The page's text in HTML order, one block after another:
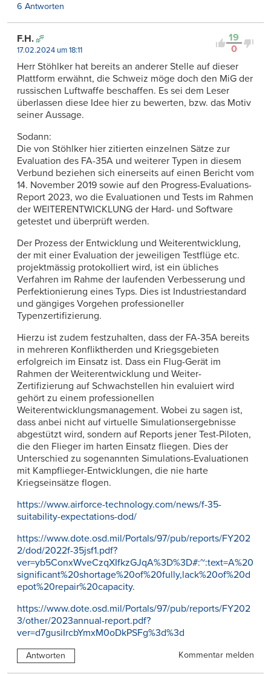
6 Antworten
19
0
F.H.
17.02.2024 um 18:11
Herr Stöhlker hat bereits an anderer Stelle auf dieser
Plattform erwähnt, die Schweiz möge doch den MiG der
russischen Luftwaffe beschaffen. Es sei dem Leser
überlassen diese Idee hier zu bewerten, bzw. das Motiv
seiner Aussage.
Sodann:
Die von Stöhlker hier zitierten einzelnen Sätze zur
Evaluation des FA-35A und weiterer Typen in diesem
Verbund beziehen sich einerseits auf einen Bericht vom
14. November 2019 sowie auf den Progress-Evaluations-
Report 2023, wo die Evaluationen und Tests im Rahmen
der WEITERENTWICKLUNG der Hard- und Software
getestet und überprüft werden.
Der Prozess der Entwicklung und Weiterentwicklung,
der mit einer Evaluation der jeweiligen Testflüge etc.
projektmässig protokolliert wird, ist ein übliches
Verfahren im Rahme der laufenden Verbesserung und
Perfektionierung eines Typs. Dies ist Industriestandard
und gängiges Vorgehen professioneller
Typenzertifizierung.
Hierzu ist zudem festzuhalten, dass der FA-35A bereits
in mehreren Konfliktherden und Kriegsgebieten
erfolgreich im Einsatz ist. Dass ein Flug-Gerät im
Rahmen der Weiterentwicklung und Weiter-
Zertifizierung auf Schwachstellen hin evaluiert wird
gehört zu einem professionellen
Weiterentwicklungsmanagement. Wobei zu sagen ist,
dass anbei nicht auf virtuelle Simulationsergebnisse
abgestützt wird, sondern auf Reports jener Test-Piloten,
die den Flieger im harten Einsatz fliegen. Dies der
Unterschied zu sogenannten Simulations-Evaluationen
mit Kampflieger-Entwicklungen, die nie harte
Kriegseinsätze flogen.
https://www.airforce-technology.com/news/f-35-
suitability-expectations-dod/
https://www.dote.osd.mil/Portals/97/pub/reports/FY202
2/dod/2022f-35jsf1.pdf?
ver=yb5ConxWveCzqXIfkzGJqA%3D%3D#:~:text=A%20
significant%20shortage%20of%20fully,lack%20of%20d
epot%20repair%20capacity.
https://www.dote.osd.mil/Portals/97/pub/reports/FY202
3/other/2023annual-report.pdf?
ver=d7gusiIrcbYmxM0oDkPSFg%3d%3d
Antworten Kommentar melden